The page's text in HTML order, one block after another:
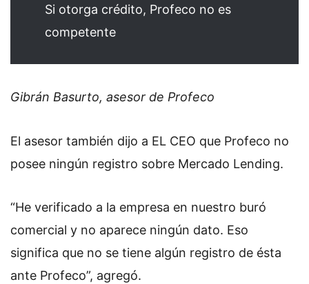
Si otorga crédito, Profeco no es
competente
Gibrán Basurto, asesor de Profeco
El asesor también dijo a EL CEO que Profeco no
posee ningún registro sobre Mercado Lending.
“He verificado a la empresa en nuestro buró
comercial y no aparece ningún dato. Eso
significa que no se tiene algún registro de ésta
ante Profeco”, agregó.